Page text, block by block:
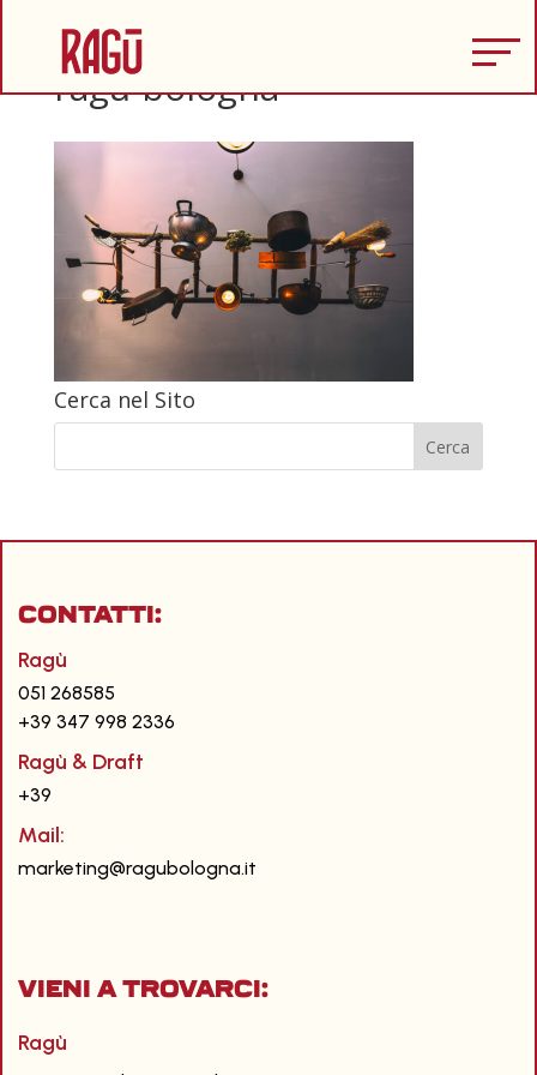
ragu-bologna
Cerca nel Sito
CONTATTI:
Ragù
051 268585
+39 347 998 2336
Ragù & Draft
+39
Mail:
marketing@ragubologna.it
Vieni a trovarci:
Ragù